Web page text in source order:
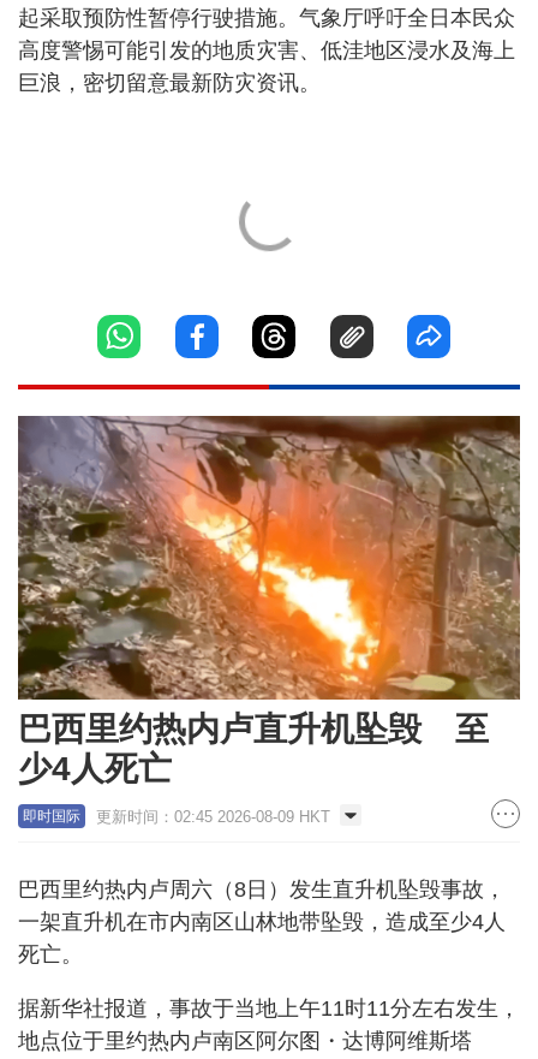
起采取预防性暂停行驶措施。气象厅呼吁全日本民众
高度警惕可能引发的地质灾害、低洼地区浸水及海上
巨浪，密切留意最新防灾资讯。
巴西里约热内卢直升机坠毁 至
少4人死亡
即时国际 更新时间：02:45 2026-08-09 HKT
巴西里约热内卢周六（8日）发生直升机坠毁事故，
一架直升机在市内南区山林地带坠毁，造成至少4人
死亡。
据新华社报道，事故于当地上午11时11分左右发生，
地点位于里约热内卢南区阿尔图・达博阿维斯塔